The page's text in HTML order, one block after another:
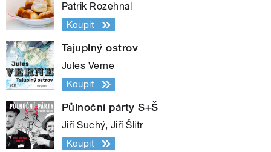
Patrik Rozehnal
Koupit
Tajuplný ostrov
Jules Verne
Koupit
Půlnoční párty S+Š
Jiří Suchý, Jiří Šlitr
Koupit